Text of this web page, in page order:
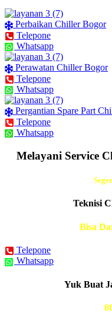
Perbaikan Chiller Bogor
Telepone
Whatsapp
Perawatan Chiller Bogor
Telepone
Whatsapp
Pergantian Spare Part
Telepone
Whatsapp
Melayani Service
Teknisi
Bisa
Telepone
Whatsapp
Yuk Buat